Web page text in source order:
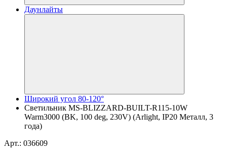
Даунлайты
Широкий угол 80-120°
Светильник MS-BLIZZARD-BUILT-R115-10W
Warm3000 (BK, 100 deg, 230V) (Arlight, IP20 Металл, 3
года)
Арт.: 036609